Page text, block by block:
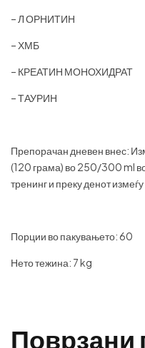
– Л ОРНИТИН
– ХМБ
– КРЕАТИН МОНОХИДРАТ
– ТАУРИН
Препорачан дневен внес:
(120 грама) во 250/300 ml
тренинг и преку денот
Порции во пакувањето: 60
Нето тежина: 7 kg
Поврзани